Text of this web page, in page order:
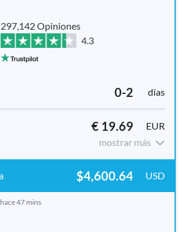
297,142 Opiniones
4.3
0-2 días
€ 19.69
EUR
mostrar más
$4,600.64 USD
hace 47 mins